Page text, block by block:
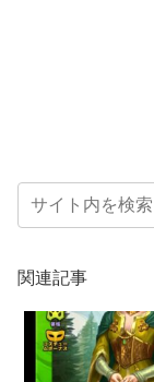
関連記事